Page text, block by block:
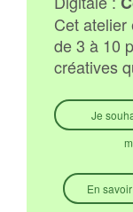
Cet atelier
de 3 à 10
créatives
Je
En